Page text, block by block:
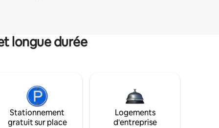
longue durée
Stationnement
gratuit sur place
Logements
d'entreprise